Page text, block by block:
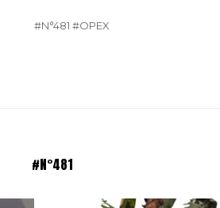
#N°481 #OPEX
#N°481